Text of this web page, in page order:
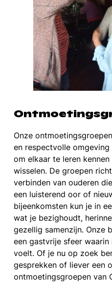
Onze
en respectvolle
om elkaar te leren
wisselen. De groepen
verbinden van ouderen
een luisterend oor of
bijeenkomsten kun je in
wat je bezighoudt,
gezellig samenzijn. Onze
een gastvrije sfeer
voelt. Of je nu op zoek
gesprekken of liever een
ontmoetingsgroepen van